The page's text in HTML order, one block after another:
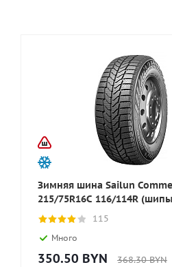
Зимняя шина Sailun
215/75R16C 116/114R
115
Много
350.50 BYN 368.30BYN